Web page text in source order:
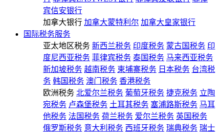
宾信安银行
加拿大银行 加拿大蒙特利尔 加拿大皇家银行
国际税务服务
亚太地区税务 新西兰税务 印度税务 蒙古国税务 印
度尼西亚税务 菲律宾税务 泰国税务 马来西亚税务
新加坡税务 越南税务 柬埔寨税务 日本税务 台湾税
务 韩国税务 澳门税务 香港税务
欧洲税务 北爱尔兰税务 葡萄牙税务 捷克税务 立陶
宛税务 卢森堡税务 土耳其税务 塞浦路斯税务 马耳
他税务 法国税务 荷兰税务 爱尔兰税务 英国税务
俄罗斯税务 意大利税务 西班牙税务 瑞典税务 瑞士